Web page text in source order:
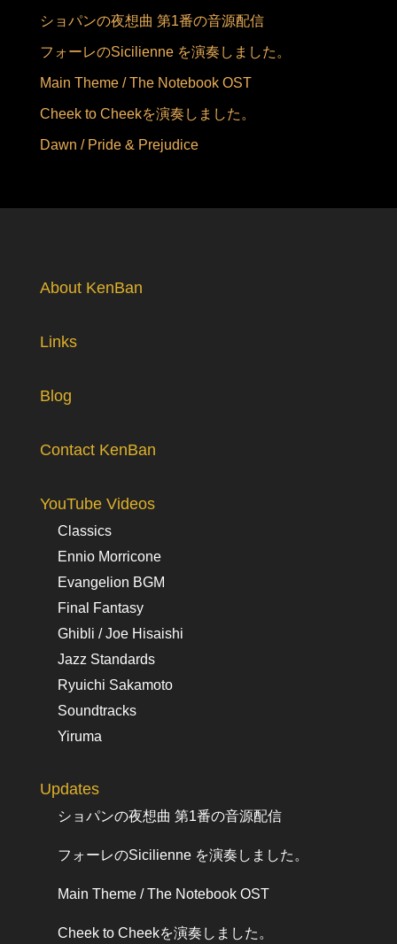
ショパンの夜想曲 第1番の音源配信
フォーレのSicilienne を演奏しました。
Main Theme / The Notebook OST
Cheek to Cheekを演奏しました。
Dawn / Pride & Prejudice
About KenBan
Links
Blog
Contact KenBan
YouTube Videos
Classics
Ennio Morricone
Evangelion BGM
Final Fantasy
Ghibli / Joe Hisaishi
Jazz Standards
Ryuichi Sakamoto
Soundtracks
Yiruma
Updates
ショパンの夜想曲 第1番の音源配信
フォーレのSicilienne を演奏しました。
Main Theme / The Notebook OST
Cheek to Cheekを演奏しました。